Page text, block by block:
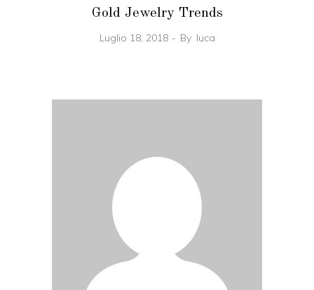
Gold Jewelry Trends
Luglio 18, 2018 By luca